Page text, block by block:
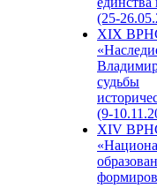
(25-
XIX
судьбы
(9-
XIV